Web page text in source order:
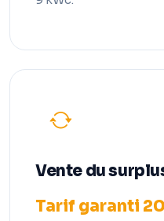
Vente du
Tarif garanti